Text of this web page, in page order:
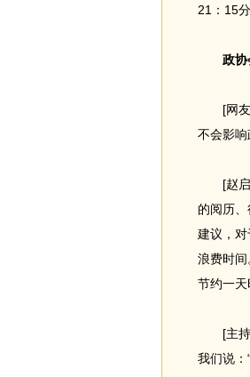
21：15
政协
[网友]:
不会影响
[赵启
的阅历
建议，
浪费时
节约一天
[主持
我们说：